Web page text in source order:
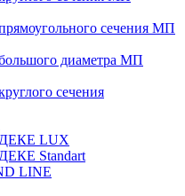
сечения МП
диаметра МП
сечения
ДЕКЕ LUX
Standart
LINE